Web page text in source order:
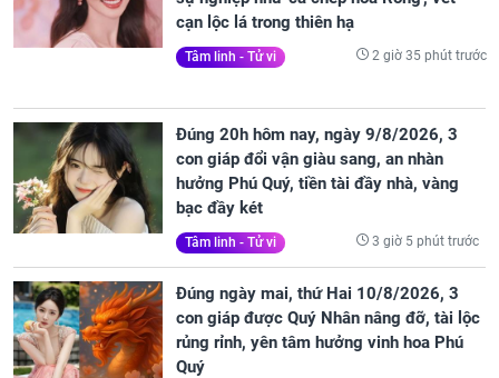
cạn lộc lá trong thiên hạ
Tâm linh - Tử vi 2 giờ 35 phút trước
Đúng 20h hôm nay, ngày 9/8/2026, 3
con giáp đổi vận giàu sang, an nhàn
hưởng Phú Quý, tiền tài đầy nhà, vàng
bạc đầy két
Tâm linh - Tử vi 3 giờ 5 phút trước
Đúng ngày mai, thứ Hai 10/8/2026, 3
con giáp được Quý Nhân nâng đỡ, tài lộc
rủng rỉnh, yên tâm hưởng vinh hoa Phú
Quý